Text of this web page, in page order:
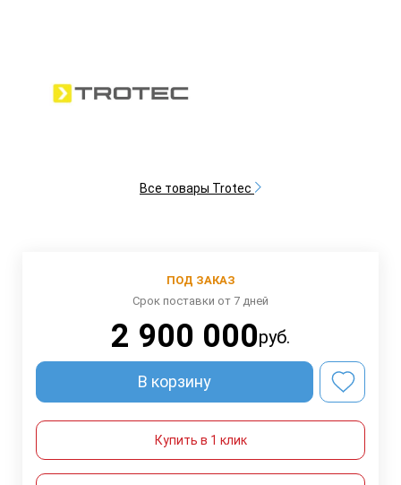
Все товары Trotec
ПОД ЗАКАЗ
Срок поставки от 7 дней
2 900 000руб.
В корзину
Купить в 1 клик